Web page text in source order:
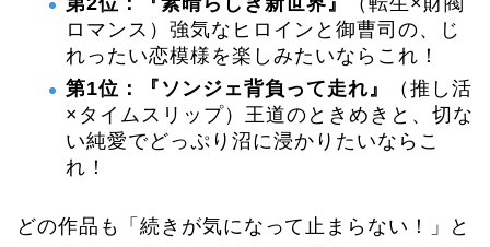
ロマンス）強気なヒロインと御曹司の、じ
れったい恋模様を楽しみたいならこれ！
第1位：『ソンジェ背負って走れ』
（推し活
×タイムスリップ）王道のときめきと、切な
い純愛でどっぷり沼に浸かりたいならこ
れ！
どの作品も「続きが気になって止まらない！」と